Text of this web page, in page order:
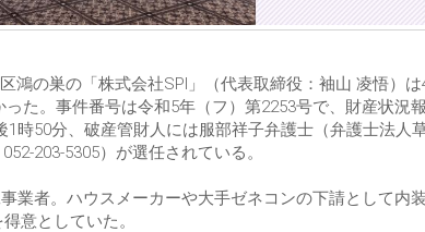
鴻の巣の「株式会社SPI」（代表取締役：袖山 凌悟）
た。事件番号は令和5年（フ）第2253号で、財産状況
時50分、破産管財人には服部祥子弁護士（弁護士法人
203-5305）が選任されている。
業者。ハウスメーカーや大手ゼネコンの下請として内
意としていた。